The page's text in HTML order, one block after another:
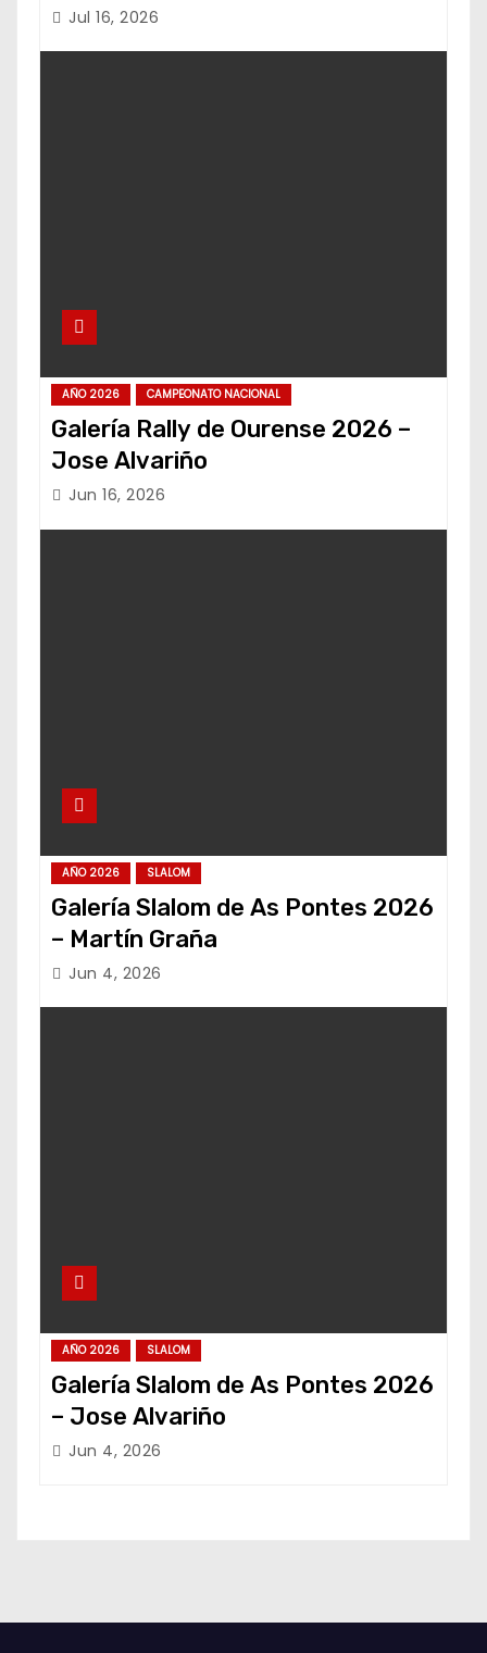
Jul 16, 2026
AÑO 2026 CAMPEONATO NACIONAL
Galería Rally de Ourense 2026 –
Jose Alvariño
Jun 16, 2026
AÑO 2026 SLALOM
Galería Slalom de As Pontes 2026
– Martín Graña
Jun 4, 2026
AÑO 2026 SLALOM
Galería Slalom de As Pontes 2026
– Jose Alvariño
Jun 4, 2026